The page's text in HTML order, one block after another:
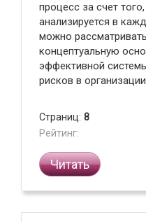
процесс за счет
анализируется в
можно
концептуальную
эффективной
рисков в
Страниц: 8
Рейтинг:
Читать